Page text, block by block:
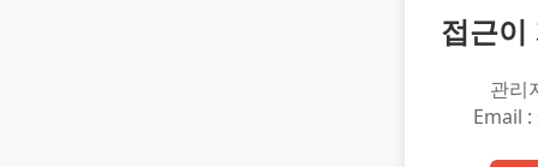
접근이
관리
Email